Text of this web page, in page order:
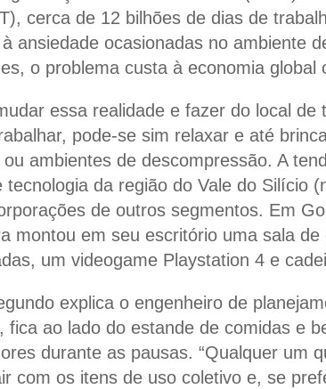
cerca de 12 bilhões de dias de
ansiedade ocasionadas no ambiente
o problema custa à economia
essa realidade e fazer do local
pode-se sim relaxar e até
ambientes de descompressão. A
tecnologia da região do Vale do Silício
de outros segmentos. Em
montou em seu escritório uma sala
um videogame Playstation 4 e
explica o engenheiro de
fica ao lado do estande de comidas e
durante as pausas. “Qualquer um
com os itens de uso coletivo e, se